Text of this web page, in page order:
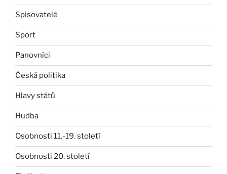
Spisovatelé
Sport
Panovníci
Česká politika
Hlavy států
Hudba
Osobnosti 11.-19. století
Osobnosti 20. století